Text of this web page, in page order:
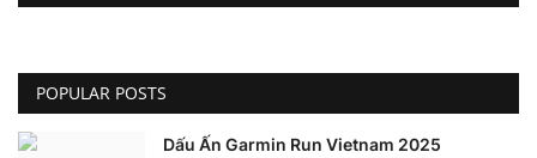
POPULAR POSTS
Dấu Ấn Garmin Run Vietnam 2025